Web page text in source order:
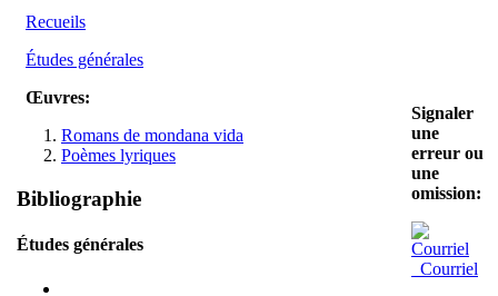
Recueils
Études générales
Œuvres:
Romans de mondana vida
Poèmes lyriques
Bibliographie
Études générales
Signaler
une
erreur ou
une
omission:
Courriel